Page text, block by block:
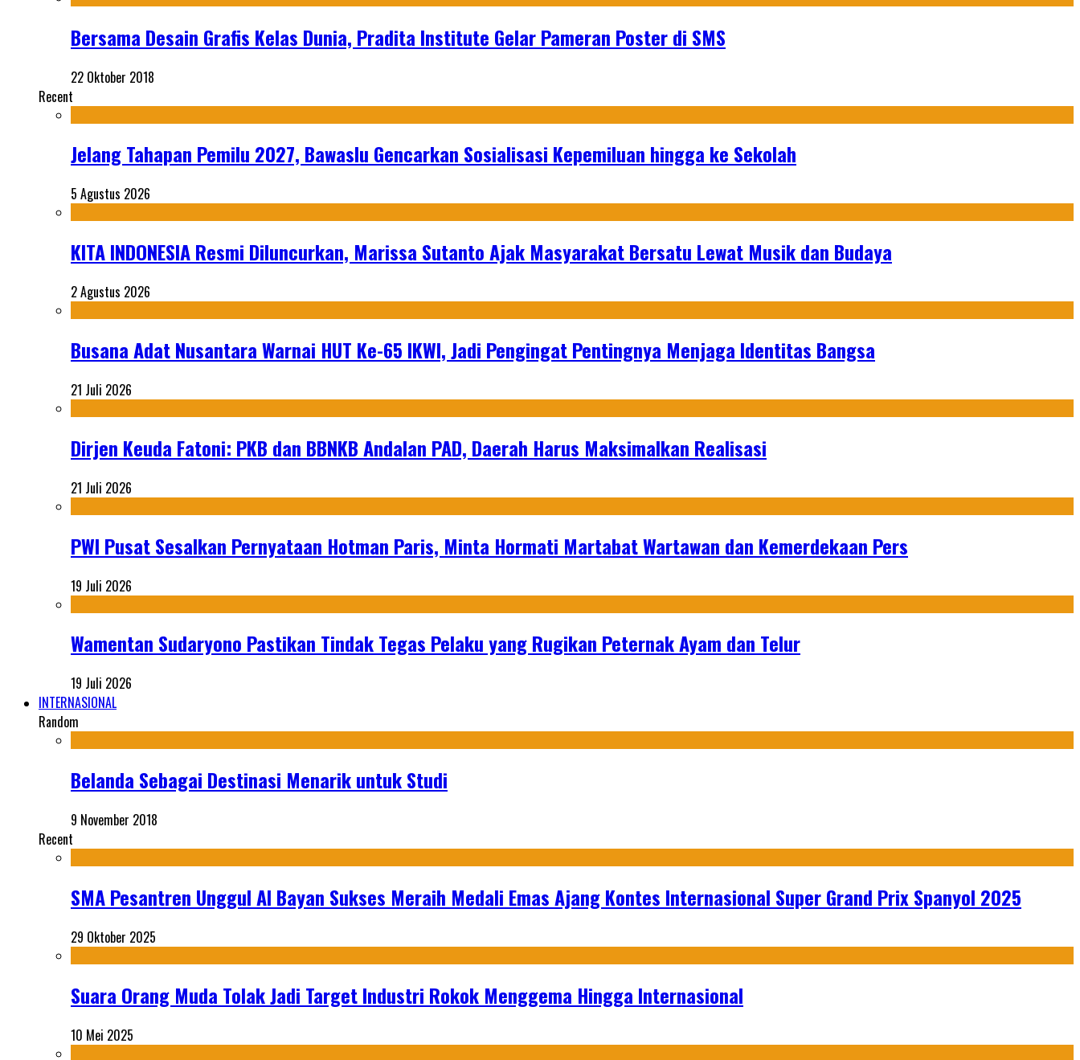
Bersama Desain Grafis Kelas Dunia, Pradita Institute Gelar Pameran Poster di SMS
22 Oktober 2018
Recent
Jelang Tahapan Pemilu 2027, Bawaslu Gencarkan Sosialisasi Kepemiluan hingga ke Sekolah
5 Agustus 2026
KITA INDONESIA Resmi Diluncurkan, Marissa Sutanto Ajak Masyarakat Bersatu Lewat Musik dan Budaya
2 Agustus 2026
Busana Adat Nusantara Warnai HUT Ke-65 IKWI, Jadi Pengingat Pentingnya Menjaga Identitas Bangsa
21 Juli 2026
Dirjen Keuda Fatoni: PKB dan BBNKB Andalan PAD, Daerah Harus Maksimalkan Realisasi
21 Juli 2026
PWI Pusat Sesalkan Pernyataan Hotman Paris, Minta Hormati Martabat Wartawan dan Kemerdekaan Pers
19 Juli 2026
Wamentan Sudaryono Pastikan Tindak Tegas Pelaku yang Rugikan Peternak Ayam dan Telur
19 Juli 2026
INTERNASIONAL
Random
Belanda Sebagai Destinasi Menarik untuk Studi
9 November 2018
Recent
SMA Pesantren Unggul Al Bayan Sukses Meraih Medali Emas Ajang Kontes Internasional Super Grand Prix Spanyol 2025
29 Oktober 2025
Suara Orang Muda Tolak Jadi Target Industri Rokok Menggema Hingga Internasional
10 Mei 2025